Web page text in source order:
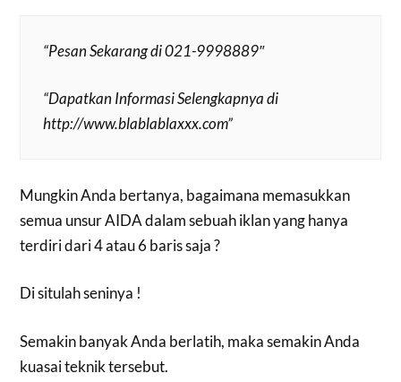
“Pesan Sekarang di 021-9998889″
“Dapatkan Informasi Selengkapnya di
http://www.blablablaxxx.com”
Mungkin Anda bertanya, bagaimana memasukkan
semua unsur AIDA dalam sebuah iklan yang hanya
terdiri dari 4 atau 6 baris saja ?
Di situlah seninya !
Semakin banyak Anda berlatih, maka semakin Anda
kuasai teknik tersebut.